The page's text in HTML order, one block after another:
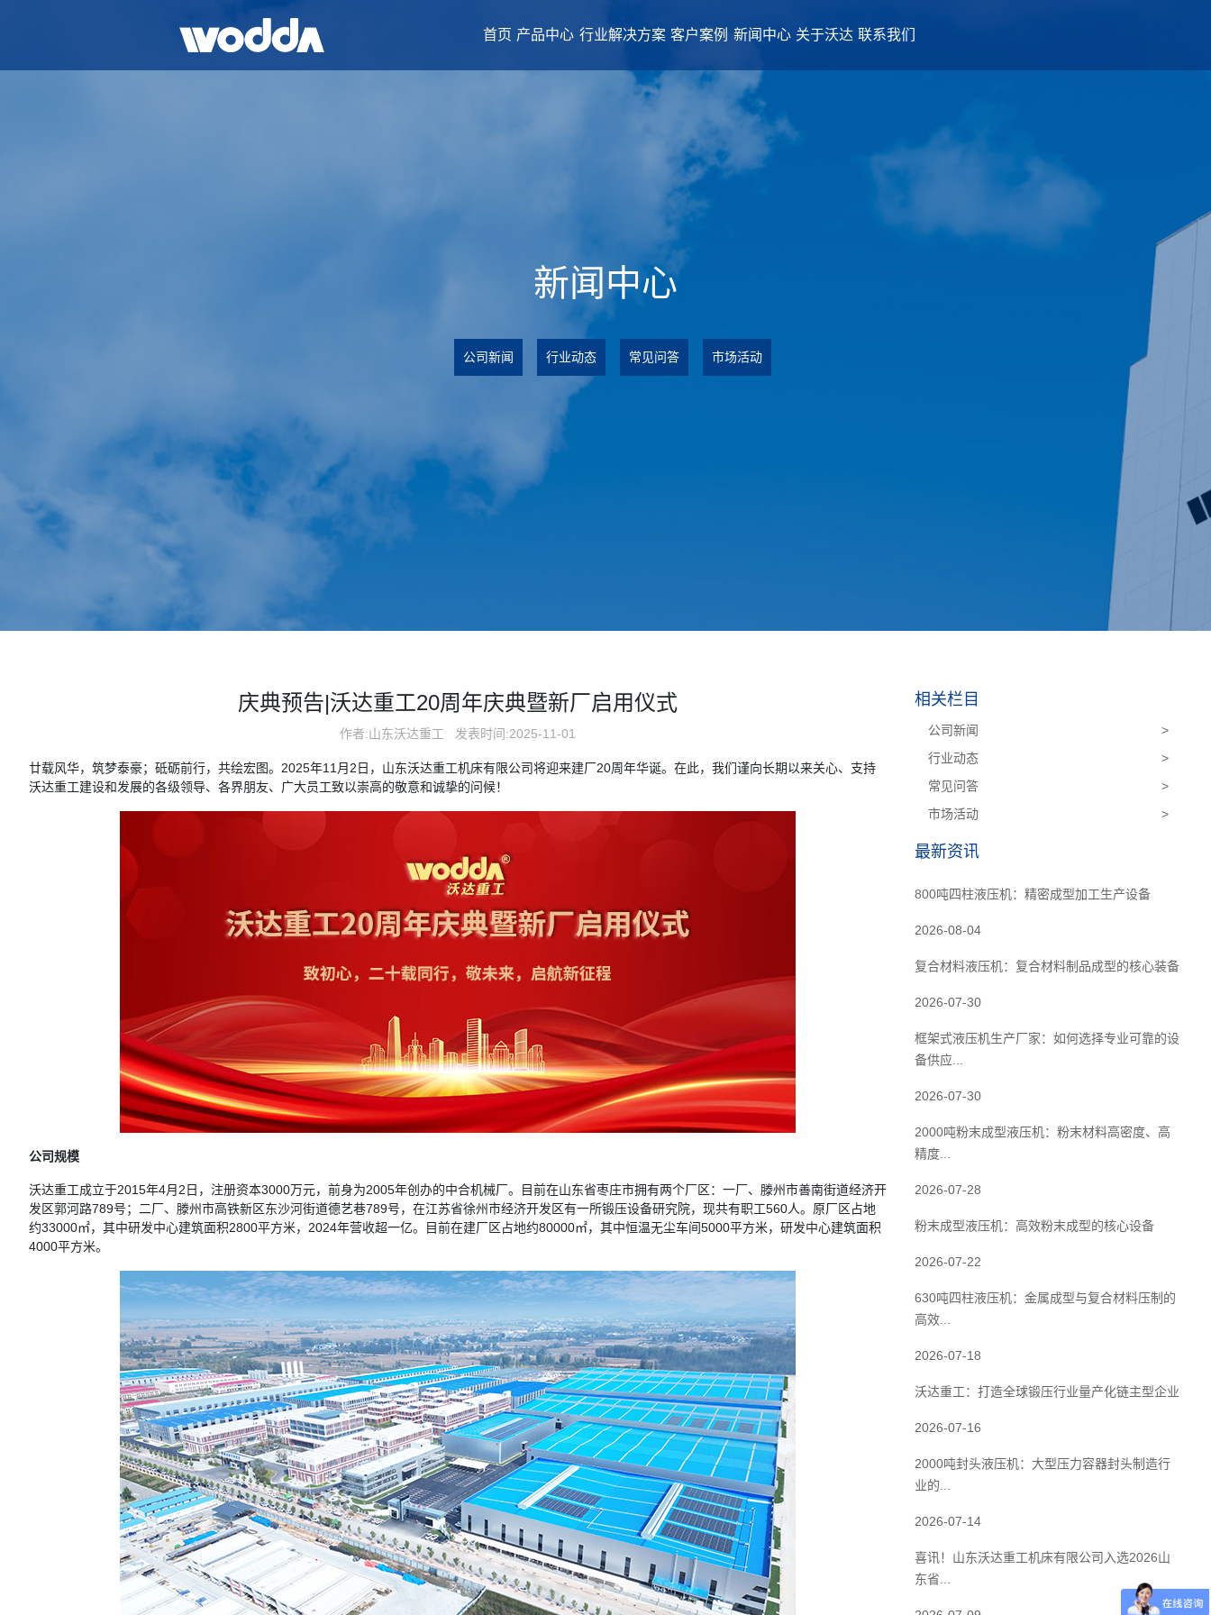
首页 产品中心 行业解决方案 客户案例 新闻中心 关于沃达 联系我们
新闻中心
公司新闻 行业动态 常见问答 市场活动
庆典预告|沃达重工20周年庆典暨新厂启用仪式
作者:山东沃达重工 发表时间:2025-11-01
廿载风华，筑梦泰豪；砥砺前行，共绘宏图。2025年11月2日，山东沃达重工机床有限公司将迎来建厂20周年华诞。在此，我们谨向长期以来关心、支持
沃达重工建设和发展的各级领导、各界朋友、广大员工致以崇高的敬意和诚挚的问候！
公司规模
沃达重工成立于2015年4月2日，注册资本3000万元，前身为2005年创办的中合机械厂。目前在山东省枣庄市拥有两个厂区：一厂、滕州市善南街道经济开
发区郭河路789号；二厂、滕州市高铁新区东沙河街道德艺巷789号，在江苏省徐州市经济开发区有一所锻压设备研究院，现共有职工560人。原厂区占地
约33000㎡，其中研发中心建筑面积2800平方米，2024年营收超一亿。目前在建厂区占地约80000㎡，其中恒温无尘车间5000平方米，研发中心建筑面积
4000平方米。
相关栏目
公司新闻
>
行业动态
>
常见问答
>
市场活动
>
最新资讯
800吨四柱液压机：精密成型加工生产设备
2026-08-04
复合材料液压机：复合材料制品成型的核心装备
2026-07-30
框架式液压机生产厂家：如何选择专业可靠的设
备供应...
2026-07-30
2000吨粉末成型液压机：粉末材料高密度、高
精度...
2026-07-28
粉末成型液压机：高效粉末成型的核心设备
2026-07-22
630吨四柱液压机：金属成型与复合材料压制的
高效...
2026-07-18
沃达重工：打造全球锻压行业量产化链主型企业
2026-07-16
2000吨封头液压机：大型压力容器封头制造行
业的...
2026-07-14
喜讯！山东沃达重工机床有限公司入选2026山
东省...